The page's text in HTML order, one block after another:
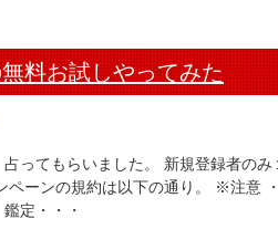
料お試しやってみた
ってもらいました。 新規登録者の
ペーンの規約は以下の通り。 ※注意
定・・・